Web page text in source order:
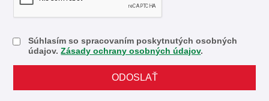
Súhlasím so spracovaním poskytnutých osobných
údajov.Zásady ochrany osobných údajov.